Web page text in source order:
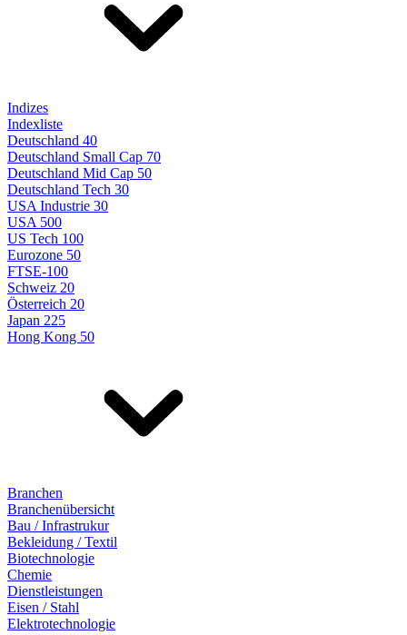
Indizes
Indexliste
Deutschland 40
Deutschland Small Cap 70
Deutschland Mid Cap 50
Deutschland Tech 30
USA Industrie 30
USA 500
US Tech 100
Eurozone 50
FTSE-100
Schweiz 20
Österreich 20
Japan 225
Hong Kong 50
Branchen
Branchenübersicht
Bau / Infrastrukur
Bekleidung / Textil
Biotechnologie
Chemie
Dienstleistungen
Eisen / Stahl
Elektrotechnologie